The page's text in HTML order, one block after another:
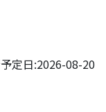
定日:2026-08-20